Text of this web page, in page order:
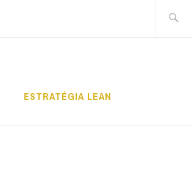
ESTRATÉGIA LEAN